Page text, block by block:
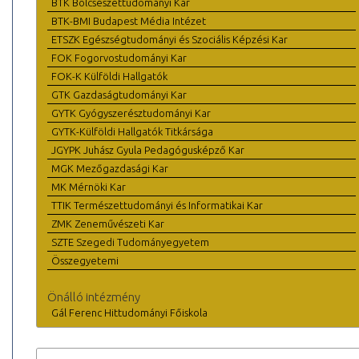
BTK Bölcsészettudományi Kar
BTK-BMI Budapest Média Intézet
ETSZK Egészségtudományi és Szociális Képzési Kar
FOK Fogorvostudományi Kar
FOK-K Külföldi Hallgatók
GTK Gazdaságtudományi Kar
GYTK Gyógyszerésztudományi Kar
GYTK-Külföldi Hallgatók Titkársága
JGYPK Juhász Gyula Pedagógusképző Kar
MGK Mezőgazdasági Kar
MK Mérnöki Kar
TTIK Természettudományi és Informatikai Kar
ZMK Zeneművészeti Kar
SZTE Szegedi Tudományegyetem
Összegyetemi
Önálló intézmény
Gál Ferenc Hittudományi Főiskola